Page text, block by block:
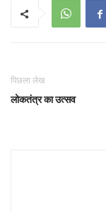
पिछला लेख
लोकतंत्र का उत्सव